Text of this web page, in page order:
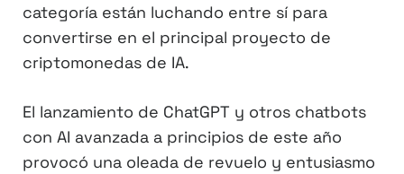
categoría están luchando entre sí para
convertirse en el principal proyecto de
criptomonedas de IA.
El lanzamiento de ChatGPT y otros chatbots
con AI avanzada a principios de este año
provocó una oleada de revuelo y entusiasmo